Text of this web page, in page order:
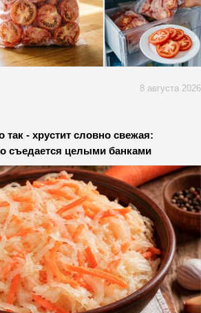
8 августа 2026
так - хрустит словно свежая:
съедается целыми банками